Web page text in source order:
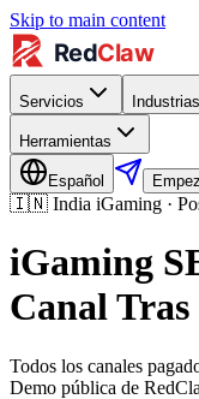
Skip to main content
Servicios Industrias
Herramientas
Español
🇮🇳 India iGaming ·
iGaming
Canal
Todos los canales
Demo pública de